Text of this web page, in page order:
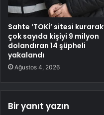
Sahte ‘TOKİ’ sitesi kurarak
çok sayıda kişiyi 9 milyon
dolandıran 14 şüpheli
yakalandı
Ağustos 4, 2026
Bir yanıt yazın